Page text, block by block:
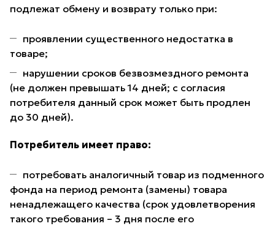
подлежат обмену и возврату только при:
проявлении существенного недостатка в
товаре;
нарушении сроков безвозмездного ремонта
(не должен превышать 14 дней; с согласия
потребителя данный срок может быть продлен
до 30 дней).
Потребитель имеет право:
потребовать аналогичный товар из подменного
фонда на период ремонта (замены) товара
ненадлежащего качества (срок удовлетворения
такого требования – 3 дня после его